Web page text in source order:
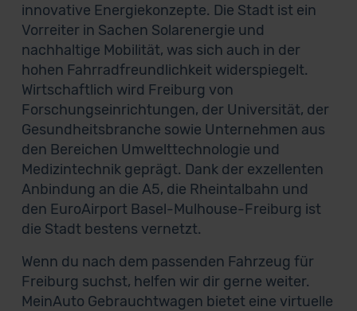
innovative Energiekonzepte. Die Stadt ist ein
Vorreiter in Sachen Solarenergie und
nachhaltige Mobilität, was sich auch in der
hohen Fahrradfreundlichkeit widerspiegelt.
Wirtschaftlich wird Freiburg von
Forschungseinrichtungen, der Universität, der
Gesundheitsbranche sowie Unternehmen aus
den Bereichen Umwelttechnologie und
Medizintechnik geprägt. Dank der exzellenten
Anbindung an die A5, die Rheintalbahn und
den EuroAirport Basel-Mulhouse-Freiburg ist
die Stadt bestens vernetzt.
Wenn du nach dem passenden Fahrzeug für
Freiburg suchst, helfen wir dir gerne weiter.
MeinAuto Gebrauchtwagen bietet eine virtuelle